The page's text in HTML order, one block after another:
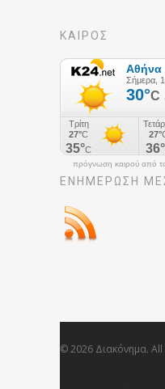
ΚΑΙΡΟΣ
πρόγνωση καιρού από
ΕΝΗΜΈΡΩΣΉ
© 2026 Διακόνημα. All